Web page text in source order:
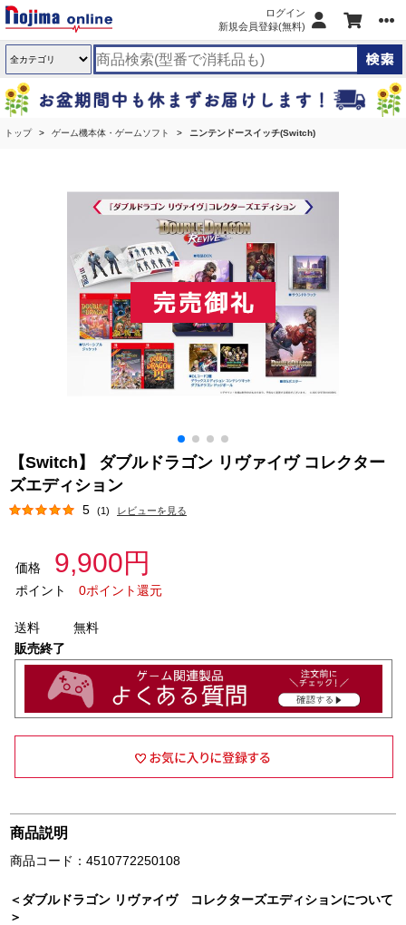
ログイン
新規会員登録(無料)
トップ ゲーム機本体・ゲームソフト ニンテンドースイッチ(Switch)
【Switch】 ダブルドラゴン リヴァイヴ コレクター
ズエディション
5 (1) レビューを見る
価格 9,900円
ポイント 0ポイント還元
送料
無料
販売終了
商品説明
商品コード：4510772250108
＜ダブルドラゴン リヴァイヴ コレクターズエディションについて
＞